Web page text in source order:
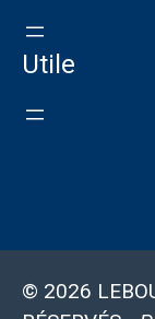
Utile
© 2026